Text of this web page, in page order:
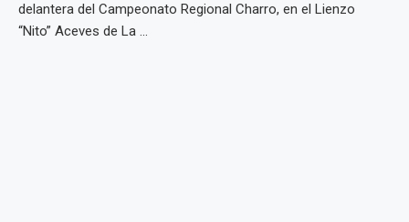
delantera del Campeonato Regional Charro, en el Lienzo
“Nito” Aceves de La …